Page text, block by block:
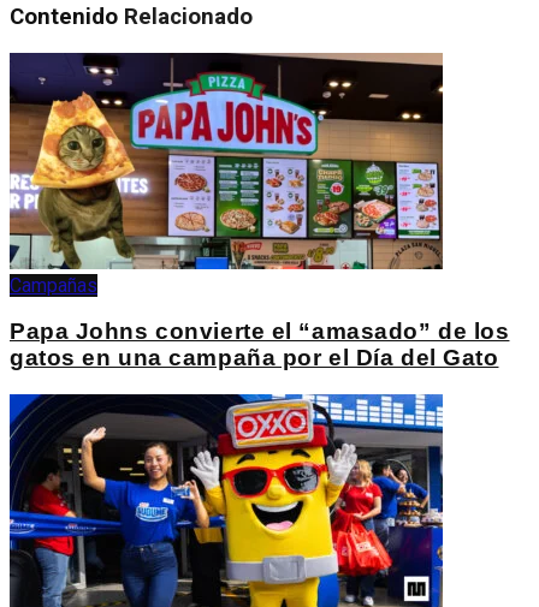
Contenido Relacionado
Campañas
Papa Johns convierte el “amasado” de los
gatos en una campaña por el Día del Gato